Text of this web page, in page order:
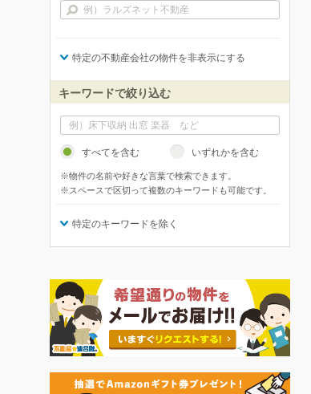
特定の不動産会社の物件を非表示にする
キーワードで絞り込む
すべてを含む いずれかを含む
※物件の名前や好きな言葉で検索できます。
※スペースで区切って複数のキーワードも可能です。
特定のキーワードを除く